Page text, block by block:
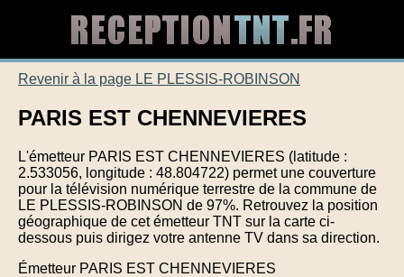
Revenir à la page LE PLESSIS-ROBINSON
PARIS EST CHENNEVIERES
L'émetteur PARIS EST CHENNEVIERES (latitude :
2.533056, longitude : 48.804722) permet une couverture
pour la télévision numérique terrestre de la commune de
LE PLESSIS-ROBINSON de 97%. Retrouvez la position
géographique de cet émetteur TNT sur la carte ci-
dessous puis dirigez votre antenne TV dans sa direction.
Émetteur PARIS EST CHENNEVIERES